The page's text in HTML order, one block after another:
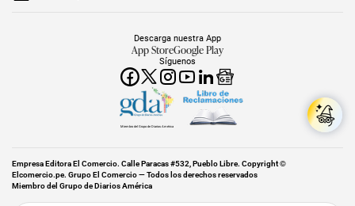
Síguenos
Descarga nuestra App
App StoreGoogle Play
Miembro del Grupo de Diarios América
Empresa Editora El Comercio. Calle Paracas #532, Pueblo Libre. Copyright ©
Elcomercio.pe. Grupo El Comercio — Todos los derechos reservados
Miembro del Grupo de Diarios América